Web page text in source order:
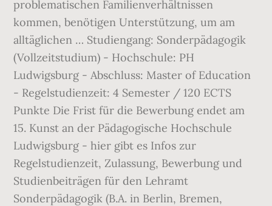
problematischen Familienverhältnissen
kommen, benötigen Unterstützung, um am
alltäglichen … Studiengang: Sonderpädagogik
(Vollzeitstudium) - Hochschule: PH
Ludwigsburg - Abschluss: Master of Education
- Regelstudienzeit: 4 Semester / 120 ECTS
Punkte Die Frist für die Bewerbung endet am
15. Kunst an der Pädagogische Hochschule
Ludwigsburg - hier gibt es Infos zur
Regelstudienzeit, Zulassung, Bewerbung und
Studienbeiträgen für den Lehramt
Sonderpädagogik (B.A. in Berlin, Bremen,